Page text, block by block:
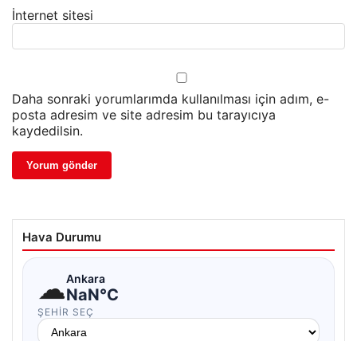
İnternet sitesi
Daha sonraki yorumlarımda kullanılması için adım, e-
posta adresim ve site adresim bu tarayıcıya
kaydedilsin.
Hava Durumu
☁Ankara
NaN°C
ŞEHIR SEÇ